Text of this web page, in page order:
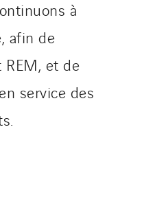
à
afin de
et de
service des